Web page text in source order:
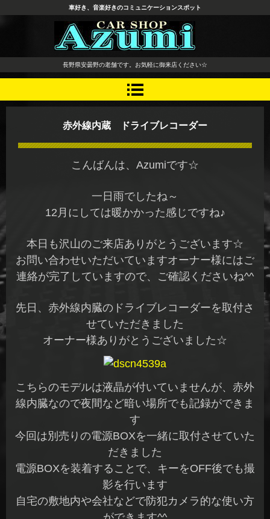
長野県 安曇野市 タイヤ ホ
イール デッドニング カーオ
ーディオ レカロシート
車好き、音楽好きのコミュニケーションスポット
長野県安曇野の老舗です。お気軽に御来店ください☆
赤外線内蔵 ドライブレコーダー
こんばんは、Azumiです☆
一日雨でしたね～
12月にしては暖かかった感じですね♪
本日も沢山のご来店ありがとうございます☆
お問い合わせいただいていますオーナー様にはご
連絡が完了していますので、ご確認くださいね^^
先日、赤外線内臓のドライブレコーダーを取付さ
せていただきました
オーナー様ありがとうございました☆
こちらのモデルは液晶が付いていませんが、赤外
線内臓なので夜間など暗い場所でも記録ができま
す
今回は別売りの電源BOXを一緒に取付させていた
だきました
電源BOXを装着することで、キーをOFF後でも撮
影を行います
自宅の敷地内や会社などで防犯カメラ的な使い方